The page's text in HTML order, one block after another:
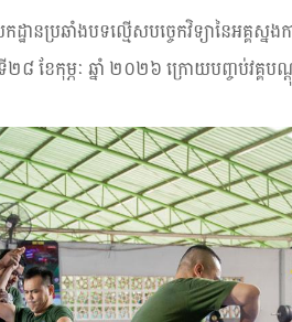
ឋានប្រឆាំងបទល្មើសបច្ចេកវិទ្យានៃអគ្គស្
៨ ខែកុម្ភៈ ឆ្នាំ ២០២៦ ក្រោយបញ្ចប់វគ្គ